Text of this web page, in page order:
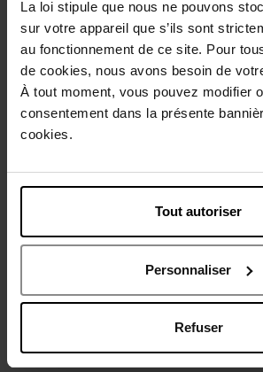
La loi stipule que nous ne pouvons
sur votre appareil que s’ils sont
au fonctionnement de ce site. Pour
de cookies, nous avons besoin de
À tout moment, vous pouvez modifier
consentement dans la présente
cookies.
Tout autoriser
Personnaliser
Refuser
Conseil d'utilisation
Caractéristiques
Vous aimerez peut-